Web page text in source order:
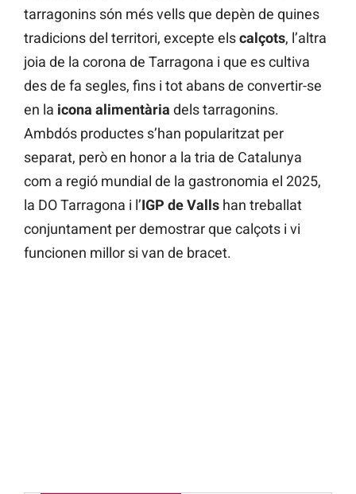
tarragonins són més vells que depèn de quines
tradicions del territori, excepte elscalçots, l’altra
joia de la corona de Tarragona i que es cultiva
des de fa segles, fins i tot abans de convertir-se
en la icona alimentària dels tarragonins.
Ambdós productes s’han popularitzat per
separat, però en honor a la tria de Catalunya
com a regió mundial de la gastronomia el 2025,
la DO Tarragona i l’IGP de Valls han treballat
conjuntament per demostrar que calçots i vi
funcionen millor si van de bracet.